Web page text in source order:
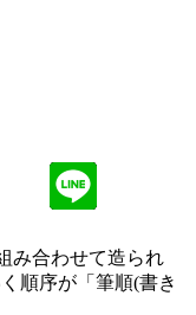
み合わせて造られ
順序が「筆順(書き